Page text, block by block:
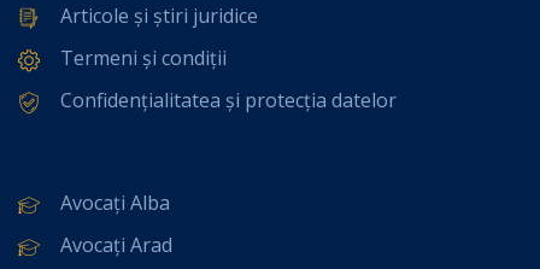
Articole și știri juridice
Termeni și condiții
Confidențialitatea și protecția datelor
Avocați Alba
Avocați Arad